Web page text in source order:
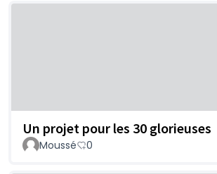
Un projet pour les 30 glorieuses
Moussé 0